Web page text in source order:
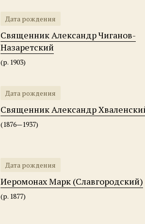
Дата рождения
Священник Александр Чиганов-
Назаретский
(р. 1903)
Дата рождения
Священник Александр
(1876—1937)
Дата рождения
Иеромонах Марк (Славгородский)
(р. 1877)